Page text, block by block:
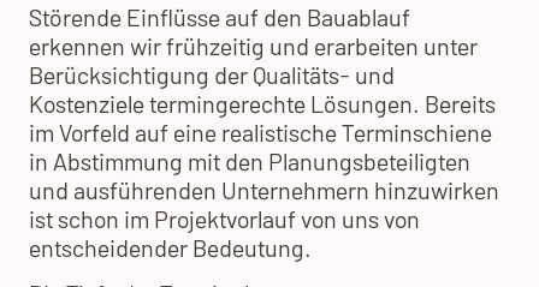
Störende Einflüsse auf den Bauablauf
erkennen wir frühzeitig und erarbeiten unter
Berücksichtigung der Qualitäts- und
Kostenziele termingerechte Lösungen. Bereits
im Vorfeld auf eine realistische Terminschiene
in Abstimmung mit den Planungsbeteiligten
und ausführenden Unternehmern hinzuwirken
ist schon im Projektvorlauf von uns von
entscheidender Bedeutung.